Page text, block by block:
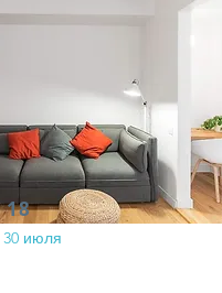
18
июля